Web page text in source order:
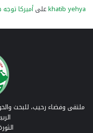
khatib yehyaعلىأميركا
ملتقى وفضاء رحيب، للبحث